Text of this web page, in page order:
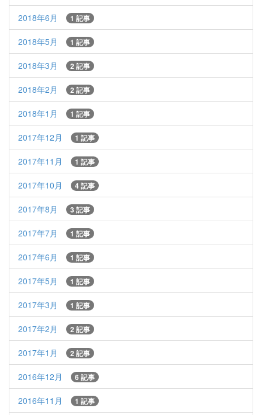
2018年6月 1 記事
2018年5月 1 記事
2018年3月 2 記事
2018年2月 2 記事
2018年1月 1 記事
2017年12月 1 記事
2017年11月 1 記事
2017年10月 4 記事
2017年8月 3 記事
2017年7月 1 記事
2017年6月 1 記事
2017年5月 1 記事
2017年3月 1 記事
2017年2月 2 記事
2017年1月 2 記事
2016年12月 6 記事
2016年11月 1 記事